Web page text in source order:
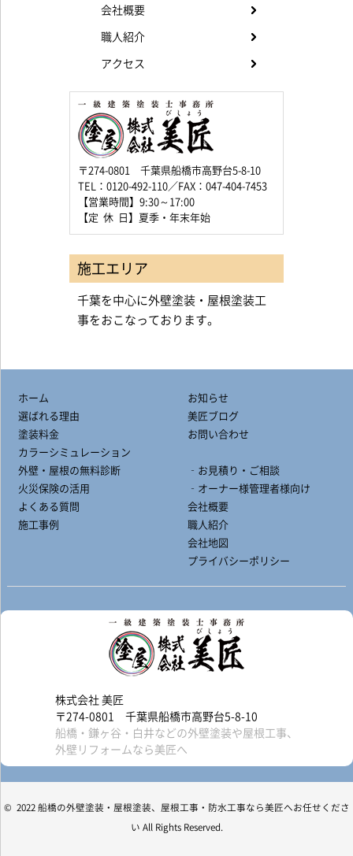
会社概要
職人紹介
アクセス
〒274-0801 千葉県船橋市高野台5-8-10
TEL：0120-492-110／FAX：047-404-7453
【営業時間】9:30～17:00
【定 休 日】夏季・年末年始
施工エリア
千葉を中心に外壁塗装・屋根塗装工
事をおこなっております。
ホーム
選ばれる理由
塗装料金
カラーシミュレーション
外壁・屋根の無料診断
火災保険の活用
よくある質問
施工事例
お知らせ
美匠ブログ
お問い合わせ
‐お見積り・ご相談
‐オーナー様管理者様向け
会社概要
職人紹介
会社地図
プライバシーポリシー
株式会社 美匠
〒274-0801 千葉県船橋市高野台5-8-10
船橋・鎌ヶ谷・白井などの外壁塗装や屋根工事、
外壁リフォームなら美匠へ
© 2022 船橋の外壁塗装・屋根塗装、屋根工事・防水工事なら美匠へお任せくださ
い All Rights Reserved.